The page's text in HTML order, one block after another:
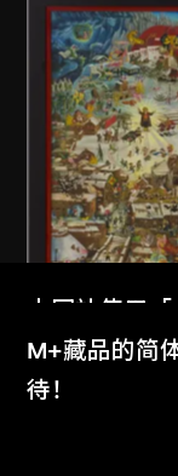
劉大鴻
臘月
本网站使用
体验。
了解更多
M+藏品的简
待！